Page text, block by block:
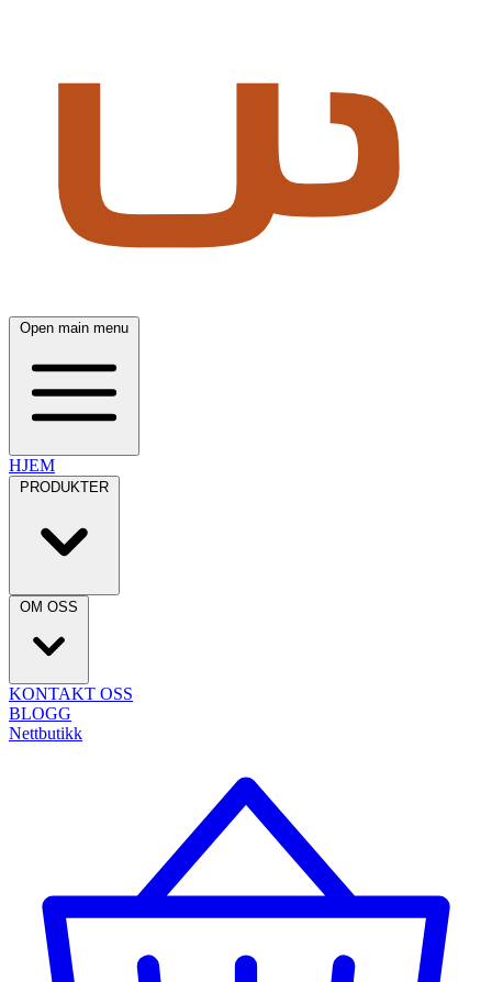
Open main menu
HJEM
PRODUKTER
OM OSS
KONTAKT OSS
BLOGG
Nettbutikk